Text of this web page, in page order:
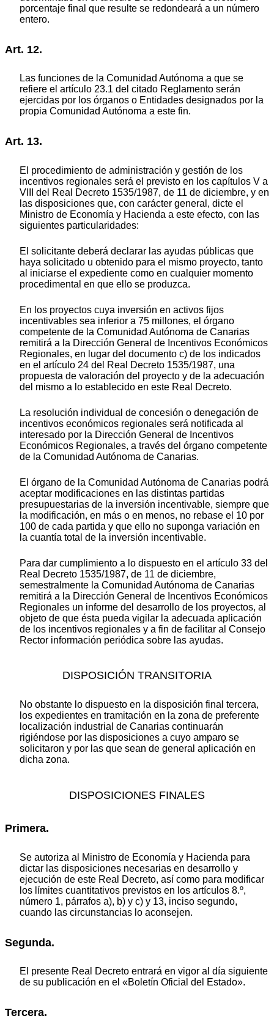
porcentaje final que resulte se redondeará a un número
entero.
Art. 12.
Las funciones de la Comunidad Autónoma a que se
refiere el artículo 23.1 del citado Reglamento serán
ejercidas por los órganos o Entidades designados por la
propia Comunidad Autónoma a este fin.
Art. 13.
El procedimiento de administración y gestión de los
incentivos regionales será el previsto en los capítulos V a
VIII del Real Decreto 1535/1987, de 11 de diciembre, y en
las disposiciones que, con carácter general, dicte el
Ministro de Economía y Hacienda a este efecto, con las
siguientes particularidades:
El solicitante deberá declarar las ayudas públicas que
haya solicitado u obtenido para el mismo proyecto, tanto
al iniciarse el expediente como en cualquier momento
procedimental en que ello se produzca.
En los proyectos cuya inversión en activos fijos
incentivables sea inferior a 75 millones, el órgano
competente de la Comunidad Autónoma de Canarias
remitirá a la Dirección General de Incentivos Económicos
Regionales, en lugar del documento c) de los indicados
en el artículo 24 del Real Decreto 1535/1987, una
propuesta de valoración del proyecto y de la adecuación
del mismo a lo establecido en este Real Decreto.
La resolución individual de concesión o denegación de
incentivos económicos regionales será notificada al
interesado por la Dirección General de Incentivos
Económicos Regionales, a través del órgano competente
de la Comunidad Autónoma de Canarias.
El órgano de la Comunidad Autónoma de Canarias podrá
aceptar modificaciones en las distintas partidas
presupuestarias de la inversión incentivable, siempre que
la modificación, en más o en menos, no rebase el 10 por
100 de cada partida y que ello no suponga variación en
la cuantía total de la inversión incentivable.
Para dar cumplimiento a lo dispuesto en el artículo 33 del
Real Decreto 1535/1987, de 11 de diciembre,
semestralmente la Comunidad Autónoma de Canarias
remitirá a la Dirección General de Incentivos Económicos
Regionales un informe del desarrollo de los proyectos, al
objeto de que ésta pueda vigilar la adecuada aplicación
de los incentivos regionales y a fin de facilitar al Consejo
Rector información periódica sobre las ayudas.
DISPOSICIÓN TRANSITORIA
No obstante lo dispuesto en la disposición final tercera,
los expedientes en tramitación en la zona de preferente
localización industrial de Canarias continuarán
rigiéndose por las disposiciones a cuyo amparo se
solicitaron y por las que sean de general aplicación en
dicha zona.
DISPOSICIONES FINALES
Primera.
Se autoriza al Ministro de Economía y Hacienda para
dictar las disposiciones necesarias en desarrollo y
ejecución de este Real Decreto, así como para modificar
los límites cuantitativos previstos en los artículos 8.º,
número 1, párrafos a), b) y c) y 13, inciso segundo,
cuando las circunstancias lo aconsejen.
Segunda.
El presente Real Decreto entrará en vigor al día siguiente
de su publicación en el «Boletín Oficial del Estado».
Tercera.